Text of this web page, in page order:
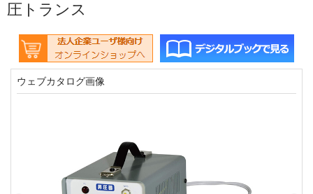
圧トランス
ウェブカタログ画像